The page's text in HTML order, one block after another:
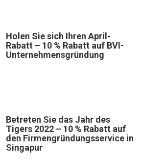
Holen Sie sich Ihren April-
Rabatt – 10 % Rabatt auf BVI-
Unternehmensgründung
Betreten Sie das Jahr des
Tigers 2022 – 10 % Rabatt auf
den Firmengründungsservice in
Singapur